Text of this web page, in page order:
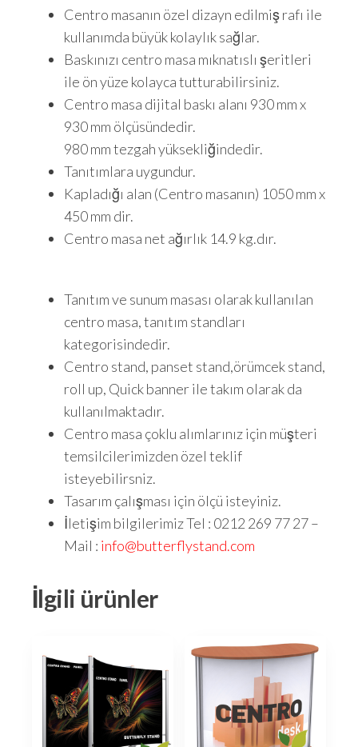
Centro masanın özel dizayn edilmiş rafı ile
kullanımda büyük kolaylık sağlar.
Baskınızı centro masa mıknatıslı şeritleri
ile ön yüze kolayca tutturabilirsiniz.
Centro masa dijital baskı alanı 930 mm x
930 mm ölçüsündedir.
980 mm tezgah yüksekliğindedir.
Tanıtımlara uygundur.
Kapladığı alan (Centro masanın) 1050 mm x
450 mm dir.
Centro masa net ağırlık 14.9 kg.dır.
Tanıtım ve sunum masası olarak kullanılan
centro masa, tanıtım standları
kategorisindedir.
Centro stand, panset stand,örümcek stand,
roll up, Quick banner ile takım olarak da
kullanılmaktadır.
Centro masa çoklu alımlarınız için müşteri
temsilcilerimizden özel teklif
isteyebilirsniz.
Tasarım çalışması için ölçü isteyiniz.
İletişim bilgilerimiz Tel : 0212 269 77 27 –
Mail : info@butterflystand.com
İlgili ürünler